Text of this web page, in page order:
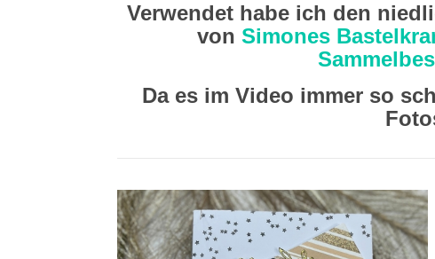
Verwendet habe ich den
von Simones
Da es im Video immer so